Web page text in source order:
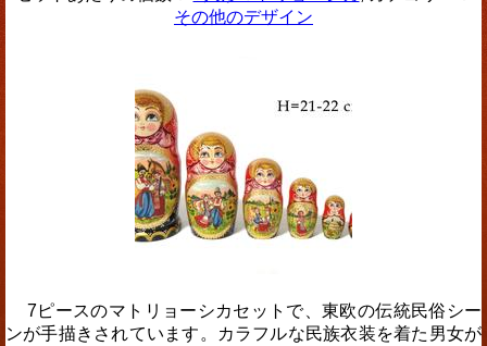
その他のデザイン
7ピースのマトリョーシカセットで、東欧の伝統民俗シー
ンが手描きされています。カラフルな民族衣装を着た男女が